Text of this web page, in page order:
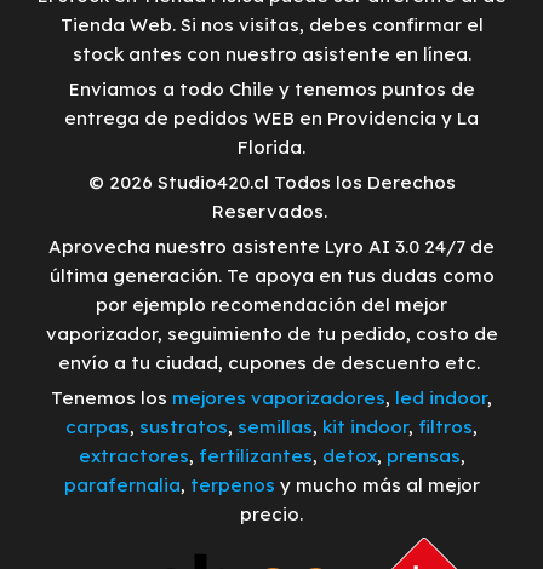
Tienda Web. Si nos visitas, debes confirmar el
stock antes con nuestro asistente en línea.
Enviamos a todo Chile y tenemos puntos de
entrega de pedidos WEB en Providencia y La
Florida.
© 2026 Studio420.cl Todos los Derechos
Reservados.
Aprovecha nuestro asistente Lyro AI 3.0 24/7 de
última generación. Te apoya en tus dudas como
por ejemplo recomendación del mejor
vaporizador, seguimiento de tu pedido, costo de
envío a tu ciudad, cupones de descuento etc.
Tenemos los mejores vaporizadores, led indoor,
carpas, sustratos, semillas, kit indoor, filtros,
extractores, fertilizantes, detox, prensas,
parafernalia, terpenos y mucho más al mejor
precio.